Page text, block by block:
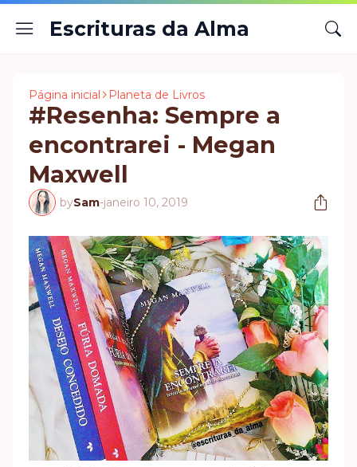
Escrituras da Alma
Página inicial Planeta de Livros
#Resenha: Sempre a
encontrarei - Megan
Maxwell
bySam-janeiro 10, 2019